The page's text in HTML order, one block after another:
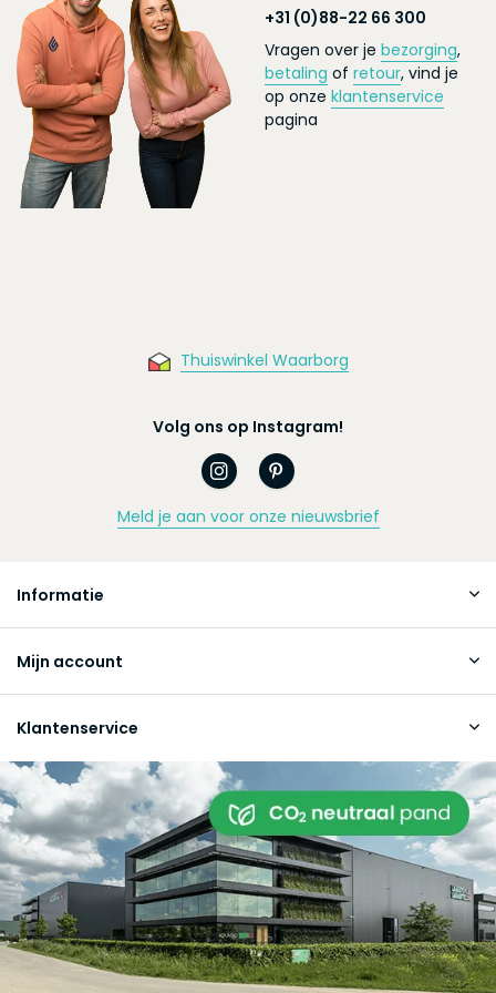
+31 (0)88-22 66 300
Vragen over je bezorging,
betaling of retour, vind je
op onze klantenservice
pagina
Thuiswinkel Waarborg
Volg ons op Instagram!
Meld je aan voor onze nieuwsbrief
Informatie
Mijn account
Klantenservice